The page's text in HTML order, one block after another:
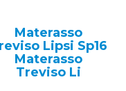
Materasso
Lipsi Sp16
Materasso
Treviso Li